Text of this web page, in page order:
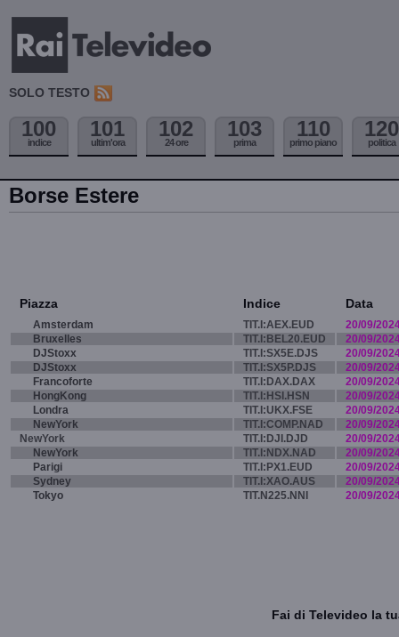
SOLO TESTO
100
indice
101
ultim'ora
102
24 ore
103
prima
110
primo piano
120
politica
Borse Estere
Piazza Indice Data
Amsterdam TIT.I:AEX.EUD
20/09/
Bruxelles
TIT.I:BEL20.EUD
20/09/
DJStoxx
TIT.I:SX5E.DJS
20/09/
DJStoxx
TIT.I:SX5P.DJS
20/09/
Francoforte
TIT.I:DAX.DAX
20/09/
HongKong
TIT.I:HSI.HSN
20/09/
Londra
TIT.I:UKX.FSE
20/09/
NewYork
TIT.I:COMP.NAD
20/09/
NewYork
TIT.I:DJI.DJD
20/09/
NewYork
TIT.I:NDX.NAD
20/09/
Parigi
TIT.I:PX1.EUD
20/09/
Sydney
TIT.I:XAO.AUS
20/09/
Tokyo
TIT.N225.NNI 20/09/
Fai di Televideo la